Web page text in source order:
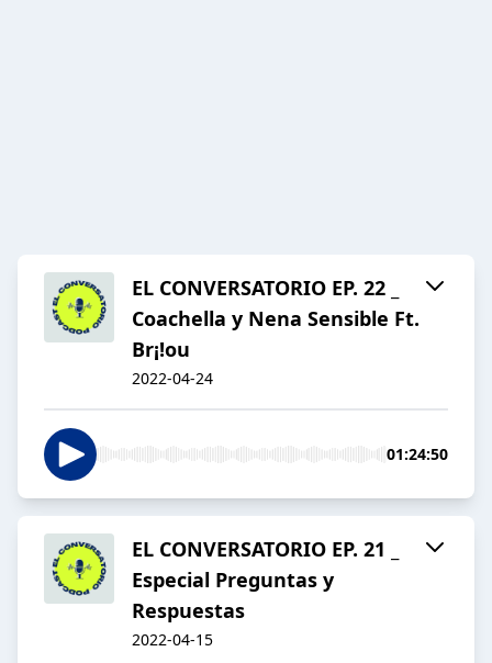
EL CONVERSATORIO EP. 22 _
Coachella y Nena Sensible Ft.
Br¡!ou
2022-04-24
01:24:50
EL CONVERSATORIO EP. 21 _
Especial Preguntas y
Respuestas
2022-04-15